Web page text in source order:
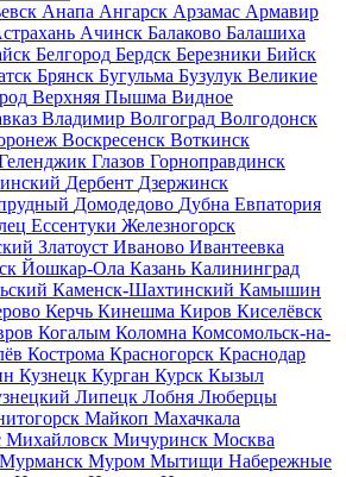
Анапа Ангарск Арзамас Армавир
Ачинск Балаково Балашиха
Белгород Бердск Березники Бийск
Брянск Бугульма Бузулук Великие
Верхняя Пышма Видное
Владимир Волгоград Волгодонск
Воскресенск Воткинск
Глазов Горноправдинск
Дербент Дзержинск
Домодедово Дубна Евпатория
Ессентуки Железногорск
Златоуст Иваново Ивантеевка
Йошкар-Ола Казань Калининград
Каменск-Шахтинский Камышин
Керчь Кинешма Киров Киселёвск
Когалым Коломна Комсомольск-на-
Кострома Красногорск Краснодар
Кузнецк Курган Курск Кызыл
Липецк Лобня Люберцы
Майкоп Махачкала
Михайловск Мичуринск Москва
Мурманск Муром Мытищи Набережные